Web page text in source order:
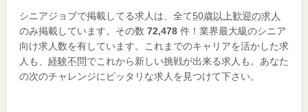
シニアジョブで掲載してる求人は、全て50歳以上歓迎の求人
のみ掲載しています。その数 72,478 件！業界最大級のシニア
向け求人数を有しています。これまでのキャリアを活かした求
人も、 経験不問でこれから新しい挑戦が出来る求人も。あなた
の次のチャレンジにピッタリな求人を見つけて下さい。